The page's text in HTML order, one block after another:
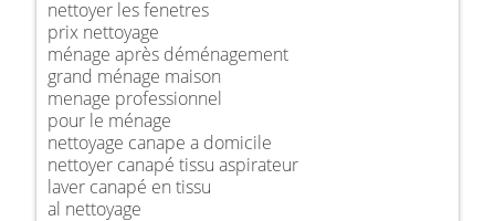
nettoyer les fenetres
prix nettoyage
ménage après déménagement
grand ménage maison
menage professionnel
pour le ménage
nettoyage canape a domicile
nettoyer canapé tissu aspirateur
laver canapé en tissu
al nettoyage